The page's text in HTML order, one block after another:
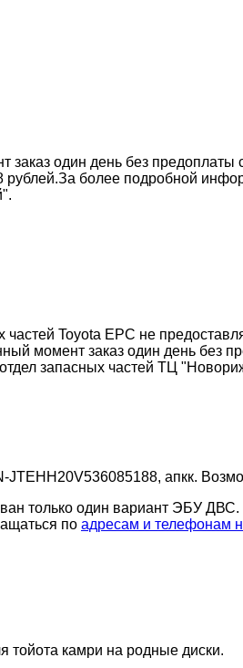
один день без
рублей.За более подробной
Toyota EPC не
момент заказ один день без
запасных частей ТЦ
апкк.
только один вариант ЭБУ ДВС.
по адресам и телефонам
тойота камри на родные диски.